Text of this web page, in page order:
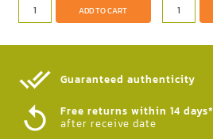
ADD TO CART
Guaranteed authenticity​
Free returns within 14 days*
after receive date